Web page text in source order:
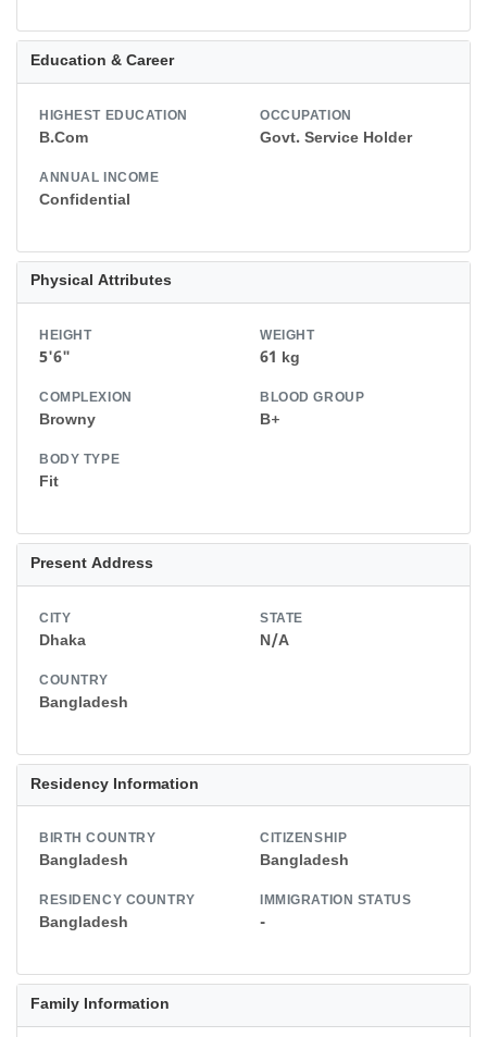
Education & Career
HIGHEST EDUCATION
B.Com
OCCUPATION
Govt. Service Holder
ANNUAL INCOME
Confidential
Physical Attributes
HEIGHT
5'6"
WEIGHT
61 kg
COMPLEXION
Browny
BLOOD GROUP
B+
BODY TYPE
Fit
Present Address
CITY
Dhaka
STATE
N/A
COUNTRY
Bangladesh
Residency Information
BIRTH COUNTRY
Bangladesh
CITIZENSHIP
Bangladesh
RESIDENCY COUNTRY
Bangladesh
IMMIGRATION STATUS
-
Family Information